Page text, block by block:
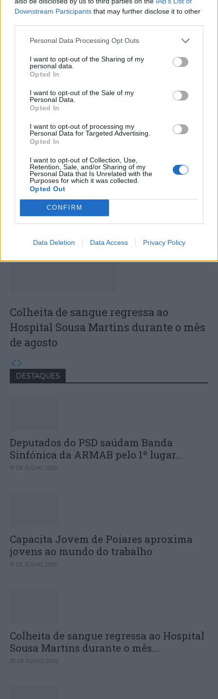
Downstream Participants that may further disclose it to other
Personal Data Processing Opt Outs
I want to opt-out of the Sharing of my
personal data.
Opted In
I want to opt-out of the Sale of my
Personal Data.
Opted In
I want to opt-out of processing my
Personal Data for Targeted Advertising.
Opted In
I want to opt-out of Collection, Use,
Retention, Sale, and/or Sharing of my
Personal Data that Is Unrelated with the
Purposes for which it was collected.
Opted Out
CONFIRM
Data Deletion Data Access Privacy Policy
Deputados do PSD saúdam Banda
Sinfónica da ARMAB pelo 1º lugar no
certame internacional de Valência
Capacita Jovem de Poiares aproxima
jovens ao mundo do trabalho
Colheita de sangue regressa ao
Hospital Sousa Martins durante o mês
de agosto
DESTAQUES
Deputados do PSD saúdam Banda
Sinfónica da ARMAB pelo 1º lugar...
31 DE JULHO, 2026
Capacita Jovem de Poiares aproxima
jovens ao mundo do trabalho
31 DE JULHO, 2026
Colheita de sangue regressa ao Hospital
Sousa Martins durante o mês...
30 DE JULHO, 2026